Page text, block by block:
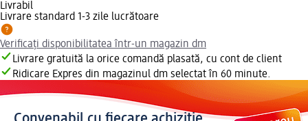
Livrabil
Livrare standard 1-3 zile lucrătoare
Verificați disponibilitatea într-un magazin dm
Livrare gratuită la orice comandă plasată, cu cont de client
Ridicare Expres din magazinul dm selectat în 60 minute.